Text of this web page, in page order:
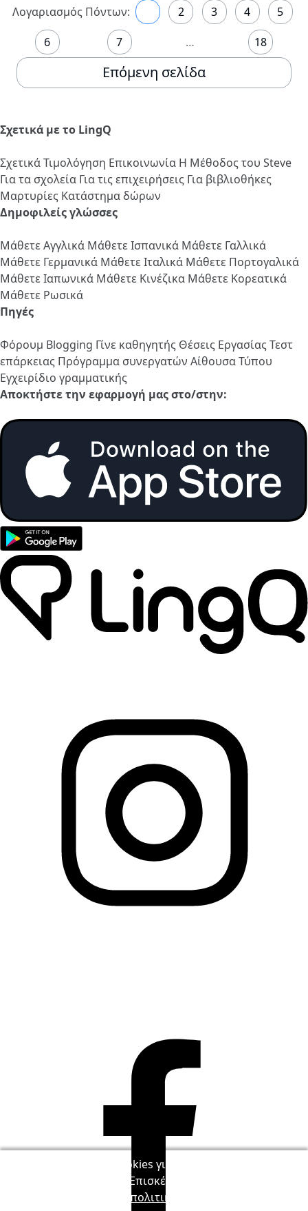
Χρησιμοποιούμε cookies για να βελτιώσουμε τη
λειτουργία του LingQ. Επισκέπτοντας τον ιστότοπο,
πολιτική για τα cookies
Λογαριασμός Πόντων: 2 3 4
5
6
7 … 18
Επόμενη σελίδα
Σχετικά με το LingQ
ΣχετικάΤιμολόγηση Επικοινωνία Η Μέθοδος του Steve
Για τα σχολεία Για τις επιχειρήσεις Για βιβλιοθήκες
Μαρτυρίες Κατάστημα δώρων
Δημοφιλείς γλώσσες
Μάθετε Αγγλικά Μάθετε Ισπανικά Μάθετε Γαλλικά
Μάθετε Γερμανικά Μάθετε Ιταλικά Μάθετε Πορτογαλικά
Μάθετε Ιαπωνικά Μάθετε Κινέζικα Μάθετε Κορεατικά
Μάθετε Ρωσικά
Πηγές
Φόρουμ Blogging Γίνε καθηγητής Θέσεις ΕργασίαςΤεστ
επάρκειας Πρόγραμμα συνεργατών Αίθουσα Τύπου
Εγχειρίδιο γραμματικής
Αποκτήστε την εφαρμογή μας στο/στην: